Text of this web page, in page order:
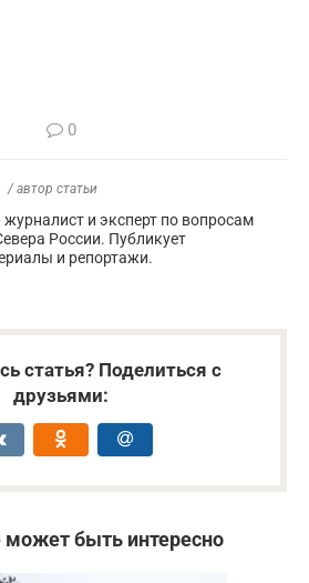
0
/ автор статьи
и эксперт по вопросам
России. Публикует
и репортажи.
статья? Поделиться с
друзьями:
быть интересно